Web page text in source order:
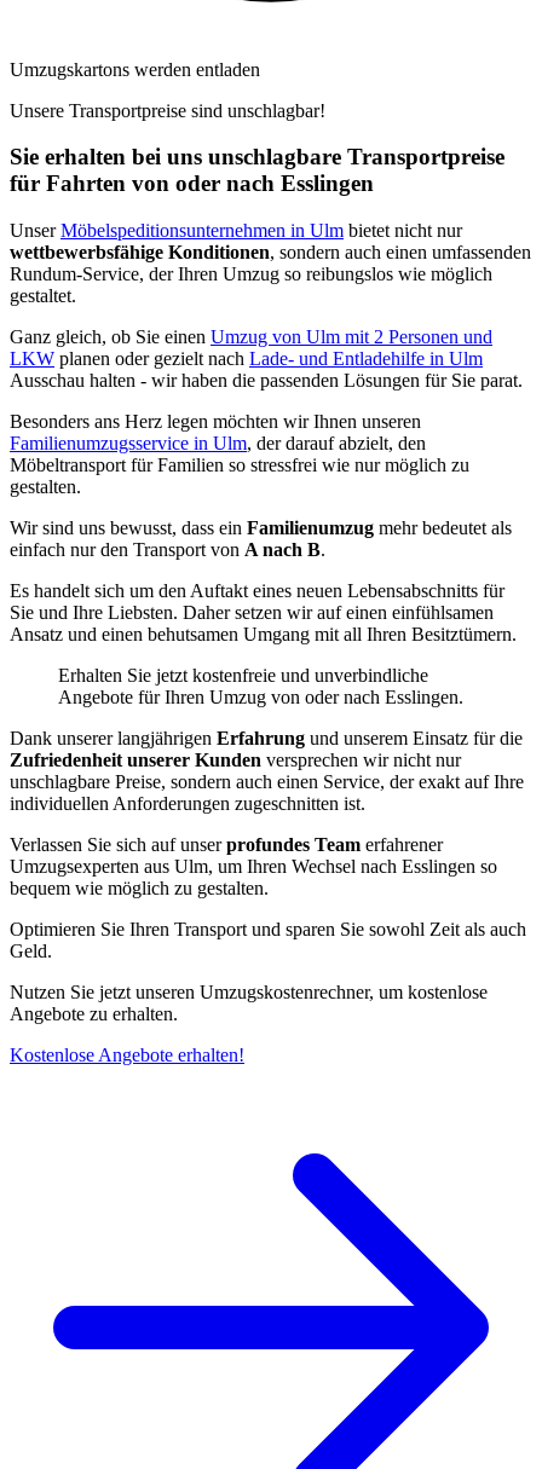
Umzugskartons werden entladen
Unsere Transportpreise sind unschlagbar!
Sie erhalten bei uns unschlagbare Transportpreise
für Fahrten von oder nach Esslingen
UnserMöbelspeditionsunternehmen in Ulm bietet nicht nur
wettbewerbsfähige Konditionen, sondern auch einen umfassenden
Rundum-Service, der Ihren Umzug so reibungslos wie möglich
gestaltet.
Ganz gleich, ob Sie einen Umzug von Ulm mit 2 Personen und
LKW planen oder gezielt nach Lade- und Entladehilfe in Ulm
Ausschau halten - wir haben die passenden Lösungen für Sie parat.
Besonders ans Herz legen möchten wir Ihnen unseren
Familienumzugsservice in Ulm, der darauf abzielt, den
Möbeltransport für Familien so stressfrei wie nur möglich zu
gestalten.
Wir sind uns bewusst, dass ein Familienumzug mehr bedeutet als
einfach nur den Transport von A nach B.
Es handelt sich um den Auftakt eines neuen Lebensabschnitts für
Sie und Ihre Liebsten. Daher setzen wir auf einen einfühlsamen
Ansatz und einen behutsamen Umgang mit all Ihren Besitztümern.
Erhalten Sie jetzt kostenfreie und unverbindliche
Angebote für Ihren Umzug von oder nach Esslingen.
Dank unserer langjährigen Erfahrung und unserem Einsatz für die
Zufriedenheit unserer Kunden versprechen wir nicht nur
unschlagbare Preise, sondern auch einen Service, der exakt auf Ihre
individuellen Anforderungen zugeschnitten ist.
Verlassen Sie sich auf unserprofundes Team erfahrener
Umzugsexperten aus Ulm, um Ihren Wechsel nach Esslingen so
bequem wie möglich zu gestalten.
Optimieren Sie Ihren Transport und sparen Sie sowohl Zeit als auch
Geld.
Nutzen Sie jetzt unseren Umzugskostenrechner, um kostenlose
Angebote zu erhalten.
Kostenlose Angebote erhalten!